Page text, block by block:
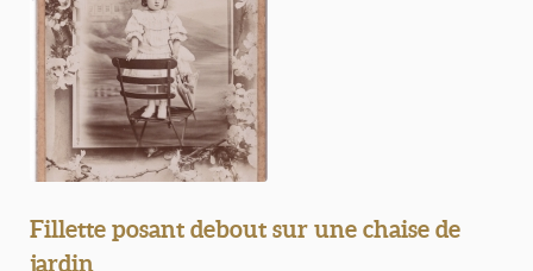
Fillette posant debout sur une chaise de
jardin